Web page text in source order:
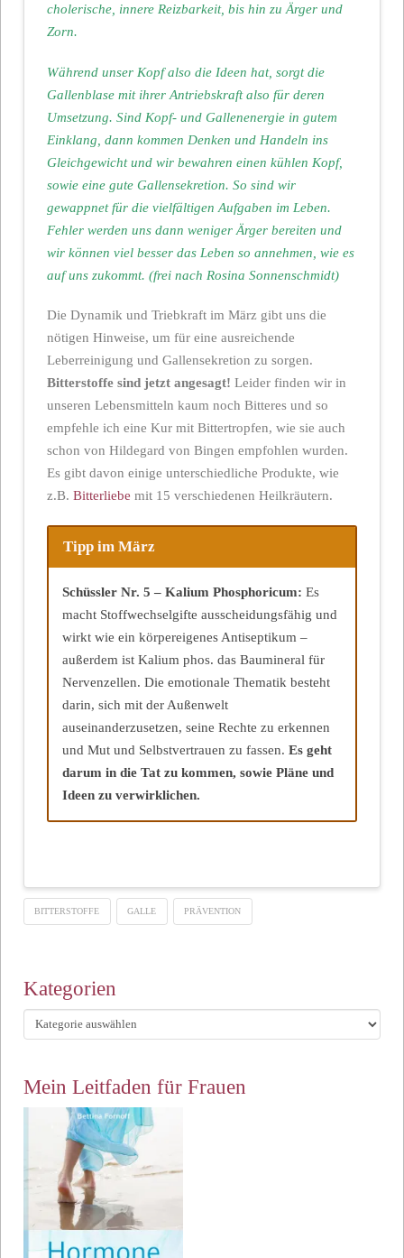
cholerische, innere Reizbarkeit, bis hin zu Ärger und
Zorn.
Während unser Kopf also die Ideen hat, sorgt die
Gallenblase mit ihrer Antriebskraft also für deren
Umsetzung. Sind Kopf- und Gallenenergie in gutem
Einklang, dann kommen Denken und Handeln ins
Gleichgewicht und wir bewahren einen kühlen Kopf,
sowie eine gute Gallensekretion. So sind wir
gewappnet für die vielfältigen Aufgaben im Leben.
Fehler werden uns dann weniger Ärger bereiten und
wir können viel besser das Leben so annehmen, wie es
auf uns zukommt. (frei nach Rosina Sonnenschmidt)
Die Dynamik und Triebkraft im März gibt uns die
nötigen Hinweise, um für eine ausreichende
Leberreinigung und Gallensekretion zu sorgen.
Bitterstoffe sind jetzt angesagt! Leider finden wir in
unseren Lebensmitteln kaum noch Bitteres und so
empfehle ich eine Kur mit Bittertropfen, wie sie auch
schon von Hildegard von Bingen empfohlen wurden.
Es gibt davon einige unterschiedliche Produkte, wie
z.B. Bitterliebe mit 15 verschiedenen Heilkräutern.
Tipp im März
Schüssler Nr. 5 – Kalium Phosphoricum: Es
macht Stoffwechselgifte ausscheidungsfähig und
wirkt wie ein körpereigenes Antiseptikum –
außerdem ist Kalium phos. das Baumineral für
Nervenzellen. Die emotionale Thematik besteht
darin, sich mit der Außenwelt
auseinanderzusetzen, seine Rechte zu erkennen
und Mut und Selbstvertrauen zu fassen. Es geht
darum in die Tat zu kommen, sowie Pläne und
Ideen zu verwirklichen.
BITTERSTOFFE GALLE PRÄVENTION
Kategorien
Kategorien
Mein Leitfaden für Frauen